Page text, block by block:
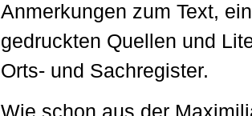
Anmerkungen zum Text,
gedruckten Quellen und
Orts- und Sachregister.
Wie schon aus der